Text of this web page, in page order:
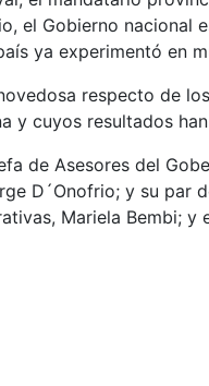
el Gobierno nacional
ya experimentó en
respecto de
y cuyos resultados
de Asesores del
D´Onofrio; y su par
Mariela Bembi; y